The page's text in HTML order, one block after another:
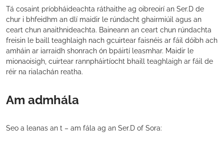
Tá cosaint príobháideachta ráthaithe ag oibreoirí an Ser.D de
chur i bhfeidhm an dlí maidir le rúndacht ghairmiúil agus an
ceart chun anaithnideachta. Baineann an ceart chun rúndachta
freisin le baill teaghlaigh nach gcuirtear faisnéis ar fáil dóibh ach
amháin ar iarraidh shonrach ón bpáirtí leasmhar. Maidir le
mionaoisigh, cuirtear rannpháirtíocht bhaill teaghlaigh ar fáil de
réir na rialachán reatha.
Am admhála
Seo a leanas an t – am fála ag an Ser.D of Sora: